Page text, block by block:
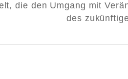
die den Umgang mit
des